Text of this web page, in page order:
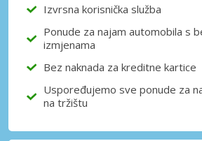
Izvrsna korisnička služba
Ponude za najam automobila s
izmjenama
Bez naknada za kreditne kartice
Uspoređujemo sve ponude za
na tržištu